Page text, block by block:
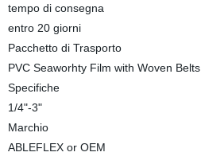
tempo di consegna
entro 20 giorni
Pacchetto di Trasporto
PVC Seaworhty Film with Woven Belts
Specifiche
1/4"-3"
Marchio
ABLEFLEX or OEM